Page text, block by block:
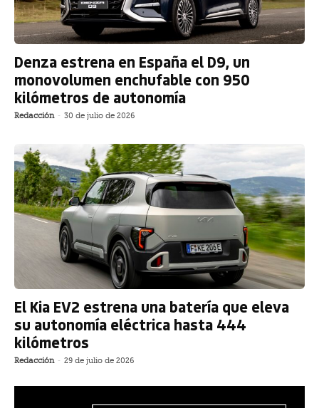
Denza estrena en España el D9, un
monovolumen enchufable con 950
kilómetros de autonomía
Redacción - 30 de julio de 2026
El Kia EV2 estrena una batería que eleva
su autonomía eléctrica hasta 444
kilómetros
Redacción - 29 de julio de 2026